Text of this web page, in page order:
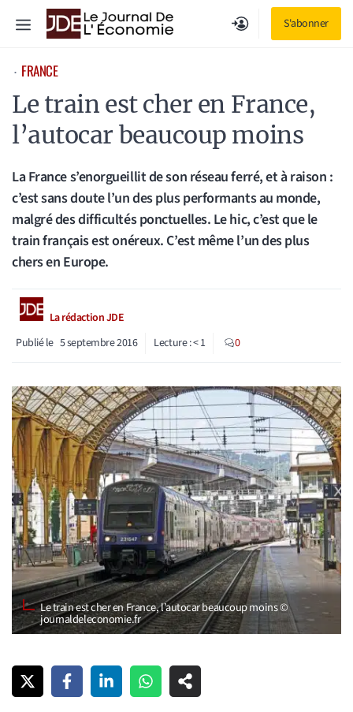
S'abonner
Menu
⋅ FRANCE
Le train est cher en France,
l’autocar beaucoup moins
La France s’enorgueillit de son réseau ferré, et à raison :
c’est sans doute l’un des plus performants au monde,
malgré des difficultés ponctuelles. Le hic, c’est que le
train français est onéreux. C’est même l’un des plus
chers en Europe.
La rédaction JDE
Publié le 5 septembre 2016 Lecture :< 1 0
Le train est cher en France, l’autocar beaucoup moins ©
journaldeleconomie.fr